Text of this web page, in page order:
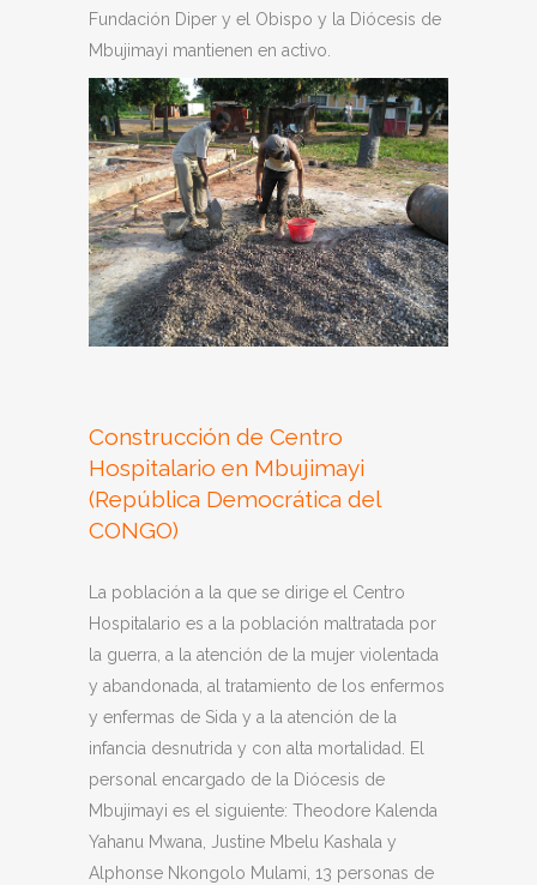
Fundación Diper y el Obispo y la Diócesis de
Mbujimayi mantienen en activo.
Construcción de Centro
Hospitalario en Mbujimayi
(República Democrática del
CONGO)
La población a la que se dirige el Centro
Hospitalario es a la población maltratada por
la guerra, a la atención de la mujer violentada
y abandonada, al tratamiento de los enfermos
y enfermas de Sida y a la atención de la
infancia desnutrida y con alta mortalidad. El
personal encargado de la Diócesis de
Mbujimayi es el siguiente: Theodore Kalenda
Yahanu Mwana, Justine Mbelu Kashala y
Alphonse Nkongolo Mulami, 13 personas de